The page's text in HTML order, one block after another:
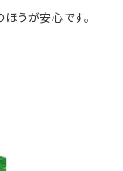
うが安心です。